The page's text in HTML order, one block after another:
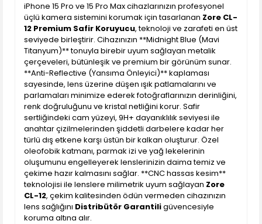
iPhone 15 Pro ve 15 Pro Max cihazlarınızın profesyonel
üçlü kamera sistemini korumak için tasarlanan Zore CL-
12 Premium Safir Koruyucu, teknoloji ve zarafeti en üst
seviyede birleştirir. Cihazınızın **Midnight Blue (Mavi
Titanyum)** tonuyla birebir uyum sağlayan metalik
çerçeveleri, bütünleşik ve premium bir görünüm sunar.
**Anti-Reflective (Yansıma Önleyici)** kaplaması
sayesinde, lens üzerine düşen ışık patlamalarını ve
parlamaları minimize ederek fotoğraflarınızın derinliğini,
renk doğruluğunu ve kristal netliğini korur. Safir
sertliğindeki cam yüzeyi, 9H+ dayanıklılık seviyesi ile
anahtar çizilmelerinden şiddetli darbelere kadar her
türlü dış etkene karşı üstün bir kalkan oluşturur. Özel
oleofobik katmanı, parmak izi ve yağ lekelerinin
oluşumunu engelleyerek lenslerinizin daima temiz ve
çekime hazır kalmasını sağlar. **CNC hassas kesim**
teknolojisi ile lenslere milimetrik uyum sağlayan Zore
CL-12, çekim kalitesinden ödün vermeden cihazınızın
lens sağlığını Distribütör Garantiligüvencesiyle
koruma altına alır.